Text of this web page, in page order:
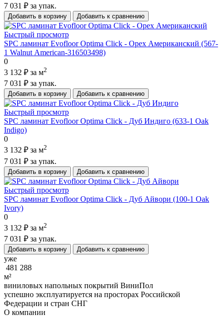
7 031 ₽ за упак.
Добавить в корзину Добавить к сравнению
Быстрый просмотр
SPC ламинат Evofloor Optima Click - Орех Американский (567-
1 Walnut Аmerican-316503498)
0
3 132 ₽ за м2
7 031 ₽ за упак.
Добавить в корзину Добавить к сравнению
Быстрый просмотр
SPC ламинат Evofloor Optima Click - Дуб Индиго (633-1 Оak
Indigo)
0
3 132 ₽ за м2
7 031 ₽ за упак.
Добавить в корзину Добавить к сравнению
Быстрый просмотр
SPC ламинат Evofloor Optima Click - Дуб Айвори (100-1 Оak
Ivory)
0
3 132 ₽ за м2
7 031 ₽ за упак.
Добавить в корзину Добавить к сравнению
уже
481 288
м²
виниловых напольных покрытий ВиниПол
успешно эксплуатируется на просторах Российской
Федерации и стран СНГ
О компании